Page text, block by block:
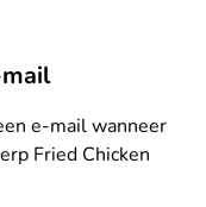
e-mail wanneer
Fried Chicken